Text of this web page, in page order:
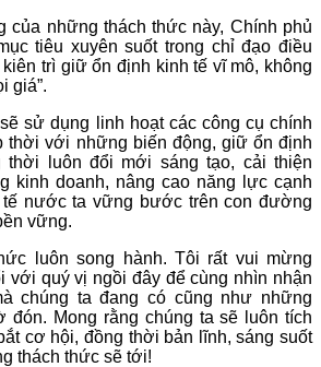
của những thách thức này, Chính phủ
tiêu xuyên suốt trong chỉ đạo điều
kiên trì giữ ổn định kinh tế vĩ mô, không
giá”.
sử dụng linh hoạt các công cụ chính
thời với những biến động, giữ ổn định
thời luôn đổi mới sáng tạo, cải thiện
kinh doanh, nâng cao năng lực cạnh
nước ta vững bước trên con đường
vững.
luôn song hành. Tôi rất vui mừng
với quý vị ngồi đây để cùng nhìn nhận
chúng ta đang có cũng như những
đón. Mong rằng chúng ta sẽ luôn tích
cơ hội, đồng thời bản lĩnh, sáng suốt
thách thức sẽ tới!